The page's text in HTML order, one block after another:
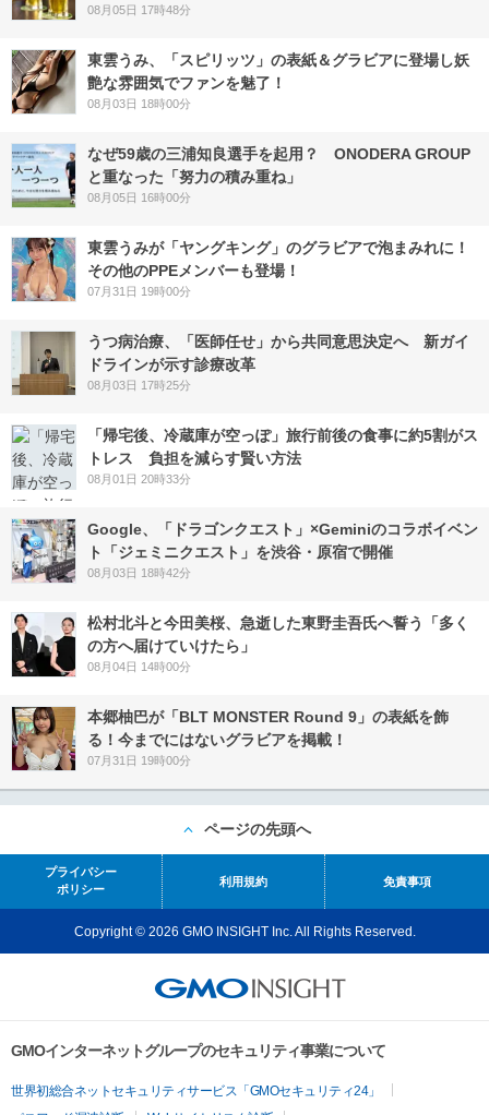
08月05日 17時48分
東雲うみ、「スピリッツ」の表紙＆グラビアに登場し妖
艶な雰囲気でファンを魅了！
08月03日 18時00分
なぜ59歳の三浦知良選手を起用？ ONODERA GROUP
と重なった「努力の積み重ね」
08月05日 16時00分
東雲うみが「ヤングキング」のグラビアで泡まみれに！
その他のPPEメンバーも登場！
07月31日 19時00分
うつ病治療、「医師任せ」から共同意思決定へ 新ガイ
ドラインが示す診療改革
08月03日 17時25分
「帰宅後、冷蔵庫が空っぽ」旅行前後の食事に約5割がス
トレス 負担を減らす賢い方法
08月01日 20時33分
Google、「ドラゴンクエスト」×Geminiのコラボイベン
ト「ジェミニクエスト」を渋谷・原宿で開催
08月03日 18時42分
松村北斗と今田美桜、急逝した東野圭吾氏へ誓う「多く
の方へ届けていけたら」
08月04日 14時00分
本郷柚巴が「BLT MONSTER Round 9」の表紙を飾
る！今までにはないグラビアを掲載！
07月31日 19時00分
ページの先頭へ
プライバシー
ポリシー
利用規約 免責事項
Copyright © 2026 GMO INSIGHT Inc. All Rights Reserved.
GMOインターネットグループのセキュリティ事業について
世界初総合ネットセキュリティサービス「GMOセキュリティ24」